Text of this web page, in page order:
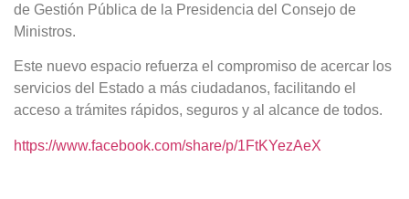
de Gestión Pública de la Presidencia del Consejo de
Ministros.
Este nuevo espacio refuerza el compromiso de acercar los
servicios del Estado a más ciudadanos, facilitando el
acceso a trámites rápidos, seguros y al alcance de todos.
https://www.facebook.com/share/p/1FtKYezAeX